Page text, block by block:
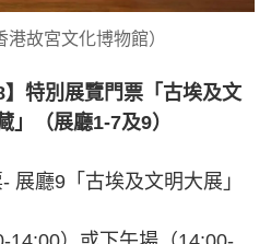
港故宮文化博物館）
】特別展覽門票「古埃及文
」（展廳1-7及9）
展廳9「古埃及文明大展」